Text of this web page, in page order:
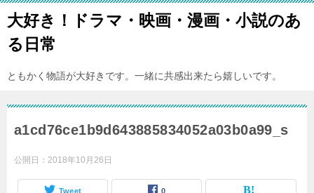
大好き！ドラマ・映画・漫画・小説のあ
る日常
ともかく物語が大好きです。一緒に共感出来たら嬉しいです。
a1cd76ce1b9d643885834052a03b0a99_s
公開日： 2018年10月26日
Tweet 0